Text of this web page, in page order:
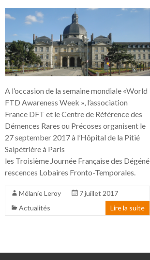
A l’occasion de la semaine mondiale «World
FTD Awareness Week », l’association
France DFT et le Centre de Référence des
Démences Rares ou Précoses organisent le
27 september 2017 à l’Hôpital de la Pitié
Salpétrière à Paris
les Troisième Journée Française des Dégéné
rescences Lobaires Fronto-Temporales.
Mélanie Leroy
7 juillet 2017
Actualités
Lire la suite